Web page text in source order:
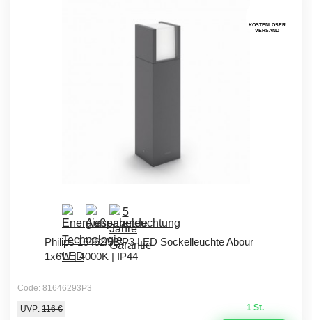
KOSTENLOSER
VERSAND
Philips 16462/93/P3 LED Sockelleuchte Abour
1x6W | 4000K | IP44
Code: 81646293P3
1 St.
UVP: 116 €